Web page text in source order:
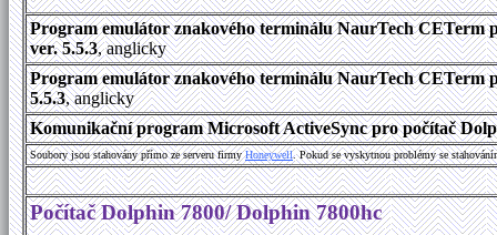
Program emulátor znakového terminálu NaurTech CETerm
ver. 5.5.3, anglicky
Program emulátor znakového terminálu NaurTech CETerm
5.5.3, anglicky
Komunikační program Microsoft ActiveSync pro počítač
Soubory jsou stahovány přímo ze serveru firmyHoneywell. Pokud se vyskytnou problémy se
Počítač Dolphin 7800/ Dolphin 7800hc